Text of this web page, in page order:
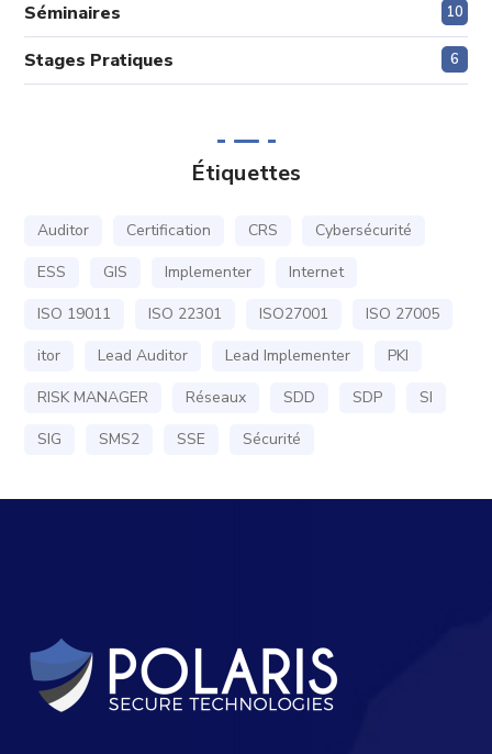
Séminaires 10
Stages Pratiques 6
Étiquettes
Auditor Certification CRS
Cybersécurité
ESS
GIS Implementer
Internet
ISO 19011
ISO 22301 ISO27001
ISO 27005
itor
Lead Auditor Lead Implementer
PKI
RISK MANAGER
Réseaux SDD SDP
SI
SIG
SMS2 SSE Sécurité